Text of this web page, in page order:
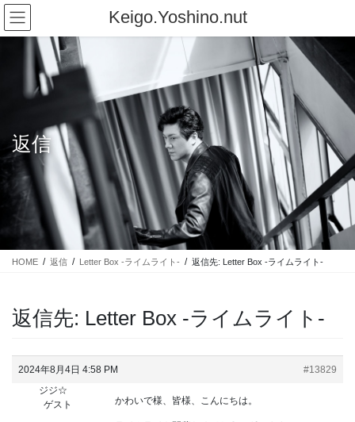
コ
ン
テ
ナ
ビ
ゲ
動
Keigo.Yoshino.nut
返信
HOME 返信 Letter Box -ライムライト- 返信先: Letter Box -ライムライト-
返信先: Letter Box -ライムライト-
2024年8月4日 4:58 PM
#13829
ジジ☆
ゲスト
かわいで様、皆様、こんにちは。